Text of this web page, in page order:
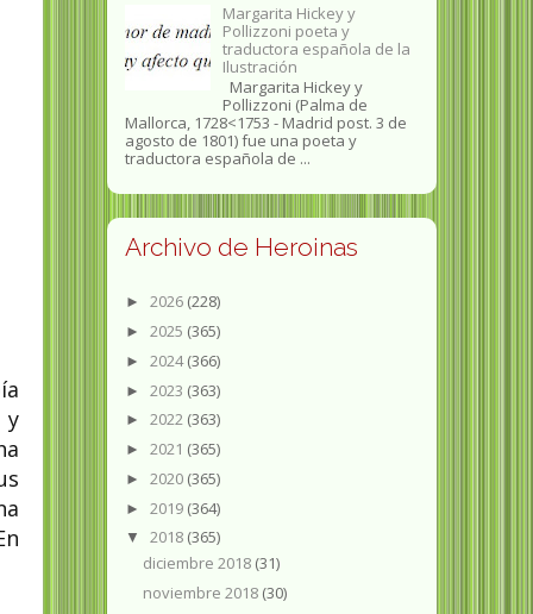
y
Margarita Hickey y
Pollizzoni poeta y
traductora española de la
Ilustración
Margarita Hickey y
Pollizzoni (Palma de
Mallorca, 1728<1753 - Madrid post. 3 de
agosto de 1801) fue una poeta y
traductora española de ...
Archivo de Heroinas
► 2026 (228)
► 2025 (365)
► 2024(366)
► 2023 (363)
► 2022 (363)
► 2021 (365)
► 2020 (365)
► 2019 (364)
▼ 2018 (365)
diciembre 2018 (31)
noviembre 2018 (30)